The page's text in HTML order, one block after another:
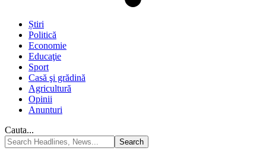
Știri
Politică
Economie
Educaţie
Sport
Casă şi grădină
Agricultură
Opinii
Anunturi
Cauta...